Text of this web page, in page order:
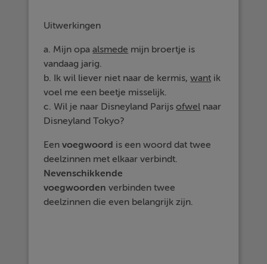
Uitwerkingen
a. Mijn opaalsmede mijn broertje is
vandaag jarig.
b. Ik wil liever niet naar de kermis,want ik
voel me een beetje misselijk.
c. Wil je naar Disneyland Parijsofwel naar
Disneyland Tokyo?
Een voegwoord is een woord dat twee
deelzinnen met elkaar verbindt.
Nevenschikkende
voegwoorden verbinden twee
deelzinnen die even belangrijk zijn.